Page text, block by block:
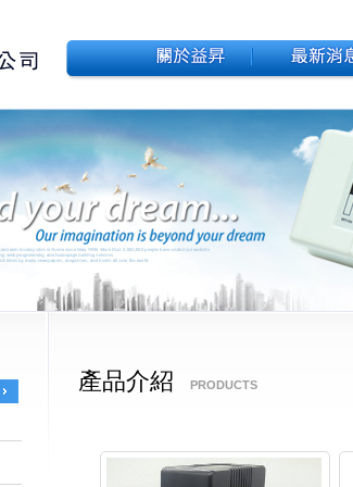
產品介紹 PRODUCTS